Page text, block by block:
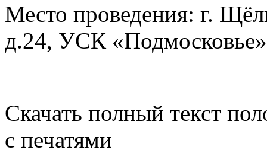
Место проведения: г.
д.24, УСК
Скачать полный текст
с печатями